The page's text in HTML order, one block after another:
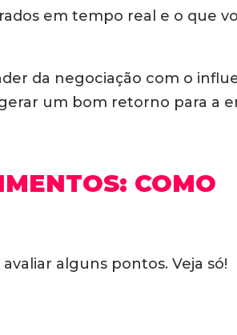
em tempo real e o que
da negociação com o
um bom retorno para a
COMO
alguns pontos. Veja só!